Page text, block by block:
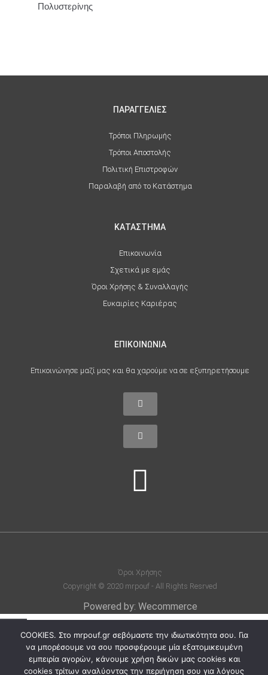
Πολυστερίνης
ΠΑΡΑΓΓΕΛΙΕΣ
Τρόποι Πληρωμής
Τρόποι Αποστολής
Πολιτική Επιστροφών
Παραλαβή από το Κατάστημα
ΚΑΤΑΣΤΗΜΑ
Επικοινωνία
Σχετικά με εμάς
Όροι Χρήσης & Συναλλαγής
Ευκαιρίες Καριέρας
ΕΠΙΚΟΙΝΩΝΙΑ
Επικοινώνησε μαζί μας και θα χαρούμε να σε εξυπηρετήσουμε
Όροι Χρήσης
Copyright © 2020 mrpouf - All Rights Resrved
Powered by: Wecommerce
Καλάθι
Το καλάθι σας είναι άδειο.
COOKIES. Στο mrpouf.gr σεβόμαστε την ιδιωτικότητα σου. Για
να μπορέσουμε να σου προσφέρουμε μία εξατομικευμένη
εμπειρία αγορών, κάνουμε χρήση δικών μας cookies και
cookies τρίτων αναλύοντας την περιήγηση σου για λόγους